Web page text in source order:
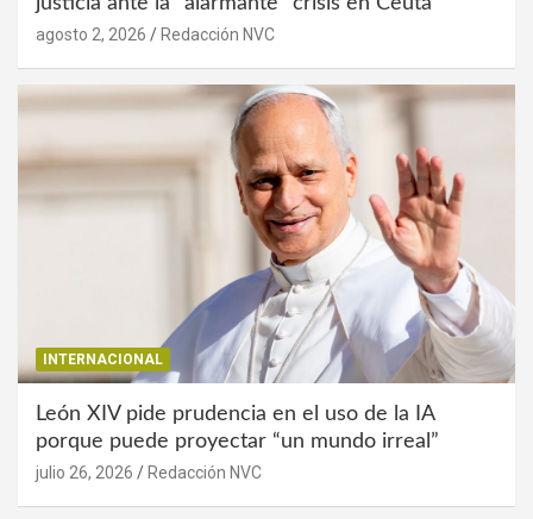
agosto 2, 2026 Redacción NVC
INTERNACIONAL
León XIV pide prudencia en el uso de la IA
porque puede proyectar “un mundo irreal”
julio 26, 2026 Redacción NVC